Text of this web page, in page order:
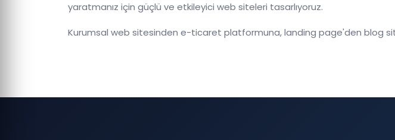
yaratmanız için güçlü ve etkileyici web siteleri tasarlıyoruz.
Kurumsal web sitesinden e-ticaret platformuna, landing page'den blog